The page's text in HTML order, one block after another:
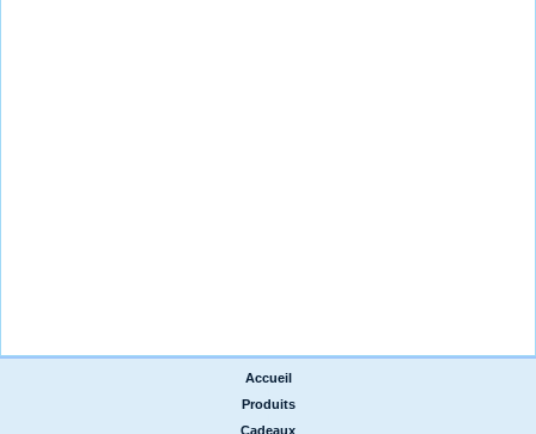
Accueil
Produits
Cadeaux